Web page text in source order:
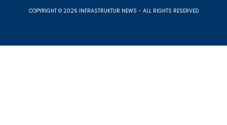
COPYRIGHT © 2026 INFRASTRUKTUR NEWS - ALL RIGHTS RESERVED